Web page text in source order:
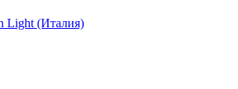
Light (Италия)